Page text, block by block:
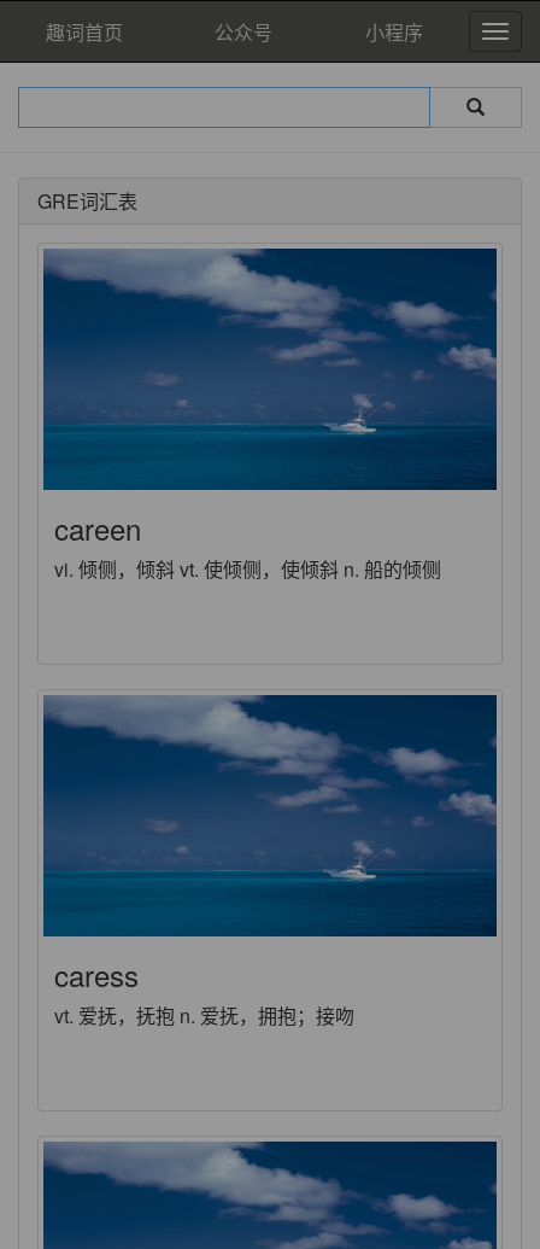
趣词首页 公众号 小程序
GRE词汇表
careen
vi. 倾侧，倾斜 vt. 使倾侧，使倾斜 n. 船的倾侧
caress
vt. 爱抚，抚抱 n. 爱抚，拥抱；接吻